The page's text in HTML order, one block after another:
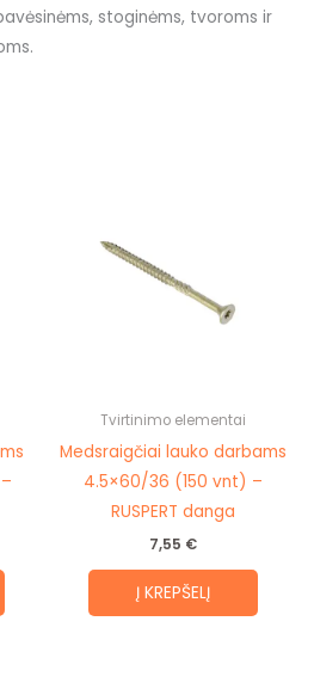
stoginėms, tvoroms ir
Tvirtinimo elementai
Medsraigčiai lauko darbams
4.5×60/36 (150 vnt) –
RUSPERT danga
7,55 €
Į KREPŠELĮ